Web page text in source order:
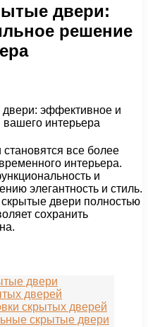
двери:
решение
все более
интерьера.
и
элегантность и стиль.
двери полностью
сохранить
двери
дверей
скрытых дверей
скрытые двери